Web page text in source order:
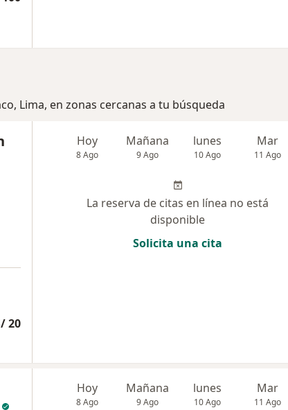
Lima, en zonas cercanas a tu búsqueda
20
Hoy
8 Ago
Mañana
9 Ago
lunes
10 Ago
Mar
11 Ago
La reserva de citas en línea no está
disponible
Solicita una cita
Hoy
8 Ago
Mañana
9 Ago
lunes
10 Ago
Mar
11 Ago